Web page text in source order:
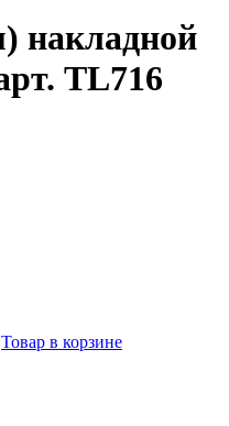
накладной
TL716
Товар в корзине